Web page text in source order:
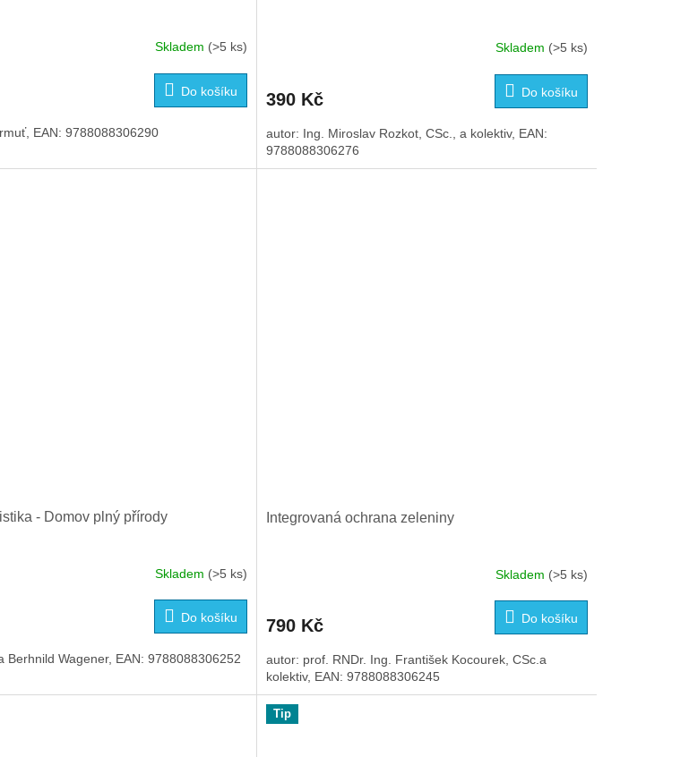
Skladem (>5 ks)
Do košíku
EAN: 9788088306290
Skladem (>5 ks)
390 Kč Do košíku
autor: Ing. Miroslav Rozkot, CSc., a kolektiv, EAN:
9788088306276
- Domov plný přírody
Skladem (>5 ks)
Do košíku
Berhnild Wagener, EAN: 9788088306252
Integrovaná ochrana zeleniny
Skladem (>5 ks)
790 Kč Do košíku
autor: prof. RNDr. Ing. František Kocourek, CSc.a
kolektiv, EAN: 9788088306245
Tip